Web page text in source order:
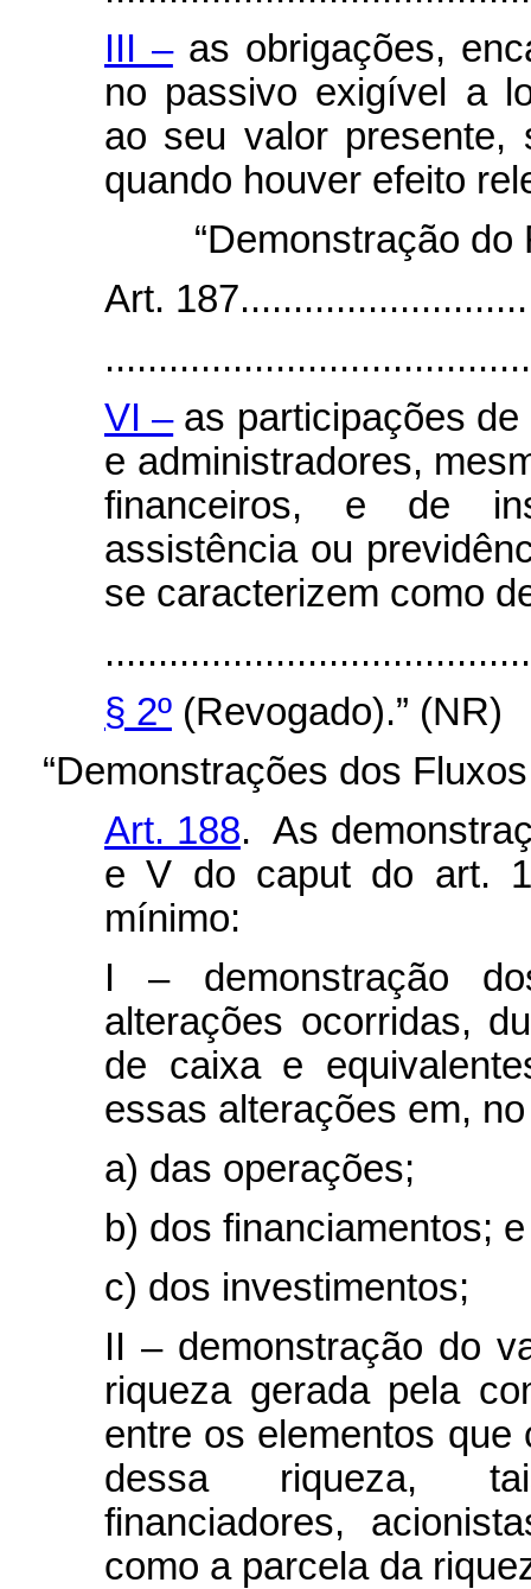
III –as obrigações,
no passivo exigível a
ao seu valor presente,
quando houver efeito
“Demonstração
Art.
VI –as participações de
e administradores,
financeiros, e de
assistência ou
se caracterizem como
§ 2º (Revogado).” (NR)
“Demonstrações dos
Art. 188. As
e V do caput do art.
mínimo:
I – demonstração
alterações ocorridas,
de caixa e
essas alterações em,
a) das operações;
b) dos financiamentos; e
c) dos investimentos;
II – demonstração do
riqueza gerada pela
entre os elementos que
dessa riqueza,
financiadores,
como a parcela da